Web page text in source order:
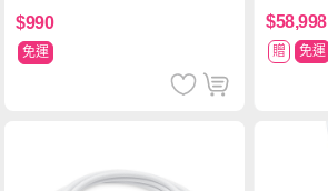
$990
免運
$58,998
贈 免運